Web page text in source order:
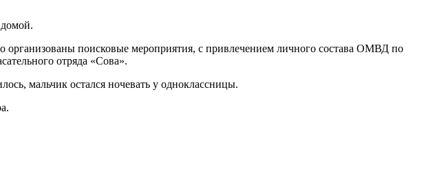
домой.
организованы поисковые мероприятия, с привлечением личного состава ОМВД по
отряда «Сова».
мальчик остался ночевать у одноклассницы.